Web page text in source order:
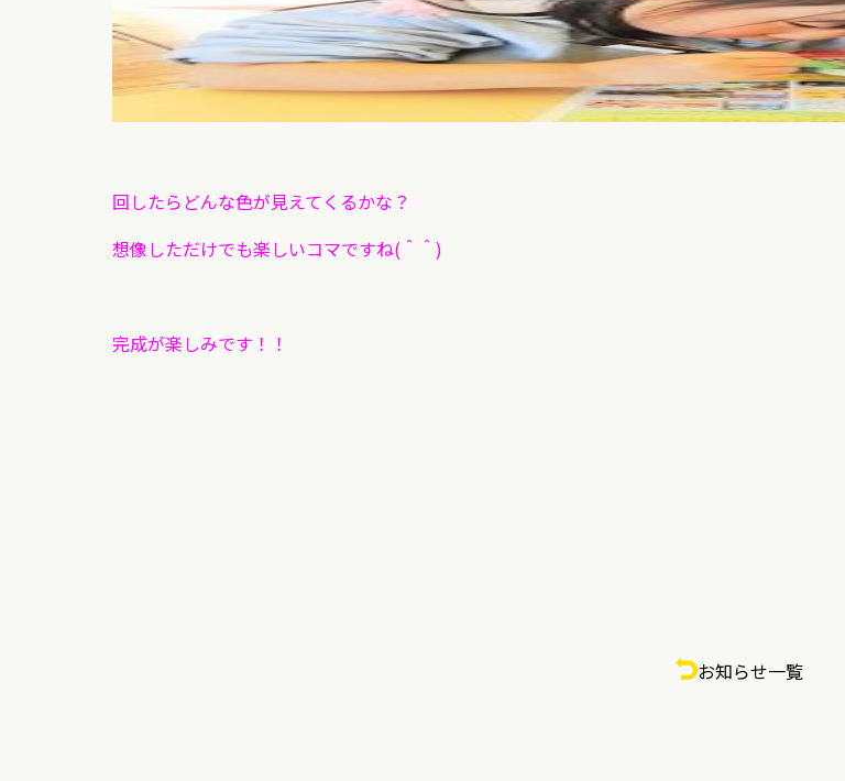
回したらどんな色が見えてくるかな？
想像しただけでも楽しいコマですね(＾＾)
完成が楽しみです！！
お知らせ一覧